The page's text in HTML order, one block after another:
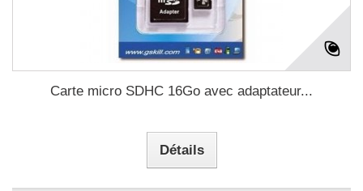
Carte micro SDHC 16Go avec adaptateur...
Détails